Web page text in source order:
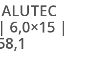
6,0×15 |